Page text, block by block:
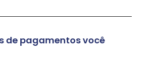
de pagamentos você